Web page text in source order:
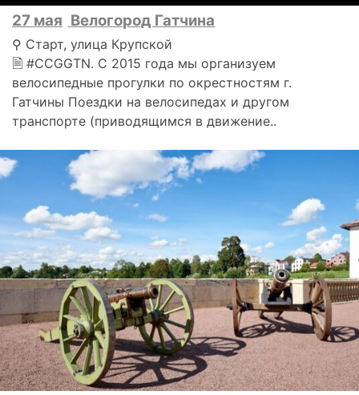
27 мая Велогород Гатчина
⚲ Старт, улица Крупской
🗎 #CCGGTN. С 2015 года мы организуем
велосипедные прогулки по окрестностям г.
Гатчины Поездки на велосипедах и другом
транспорте (приводящимся в движение..